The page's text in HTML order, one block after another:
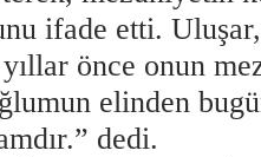
ifade etti.
önce onun
elinden
dedi.